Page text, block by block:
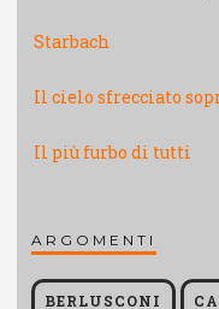
Starbach
Il cielo sfrecciato
Il più furbo di tutti
ARGOMENTI
BERLUSCONI